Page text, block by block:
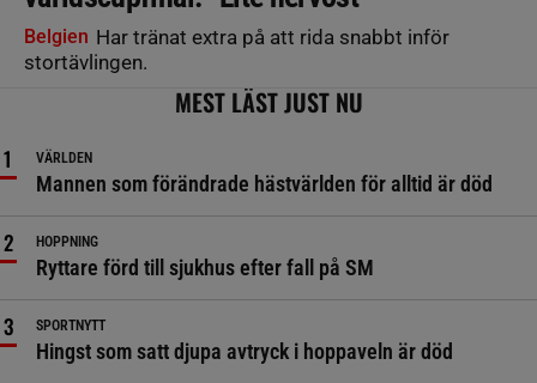
Belgien Har tränat extra på att rida snabbt inför
stortävlingen.
MEST LÄST JUST NU
VÄRLDEN
Mannen som förändrade hästvärlden för alltid är död
HOPPNING
Ryttare förd till sjukhus efter fall på SM
SPORTNYTT
Hingst som satt djupa avtryck i hoppaveln är död